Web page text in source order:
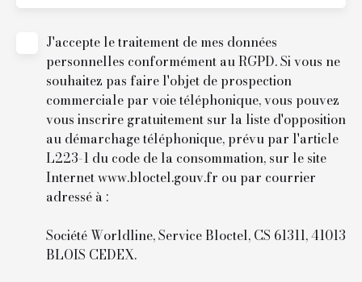
J'accepte le traitement de mes données
personnelles conformément au RGPD. Si vous ne
souhaitez pas faire l'objet de prospection
commerciale par voie téléphonique, vous pouvez
vous inscrire gratuitement sur la liste d'opposition
au démarchage téléphonique, prévu par l'article
L223-1 du code de la consommation, sur le site
Internet www.bloctel.gouv.fr ou par courrier
adressé à :
Société Worldline, Service Bloctel, CS 61311, 41013
BLOIS CEDEX.